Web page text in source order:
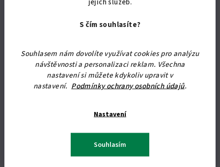
S čím souhlasíte?
Souhlasem nám dovolíte využívat cookies pro analýzu
návštěvnosti a personalizaci reklam. Všechna
nastavení si můžete kdykoliv upravit v
nastavení. Podmínky ochrany osobních údajů.
Nastavení
Souhlasím
Skladem(19 ks)
hodnocení
produktu
je
5,0
z
Detail
Rohová komoda s policemi o rozměrech 90 x 63 x 63 cm (v x š x